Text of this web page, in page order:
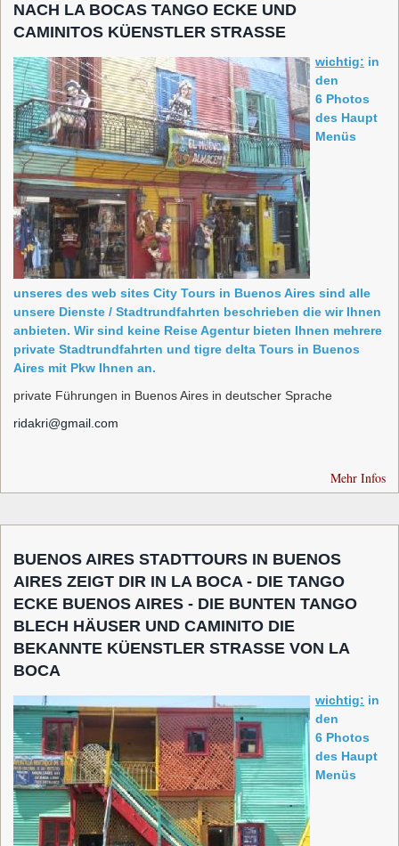
NACH LA BOCAS TANGO ECKE UND
CAMINITOS KÜENSTLER STRASSE
wichtig: in
den
6 Photos
des Haupt
Menüs
unseres des web sites City Tours in Buenos Aires sind alle
unsere Dienste / Stadtrundfahrten beschrieben die wir Ihnen
anbieten. Wir sind keine Reise Agentur bieten Ihnen mehrere
private Stadtrundfahrten und tigre delta Tours in Buenos
Aires mit Pkw Ihnen an.
private Führungen in Buenos Aires in deutscher Sprache
ridakri@gmail.com
Mehr Infos
BUENOS AIRES STADTTOURS IN BUENOS
AIRES ZEIGT DIR IN LA BOCA - DIE TANGO
ECKE BUENOS AIRES - DIE BUNTEN TANGO
BLECH HÄUSER UND CAMINITO DIE
BEKANNTE KÜENSTLER STRASSE VON LA
BOCA
wichtig: in
den
6 Photos
des Haupt
Menüs